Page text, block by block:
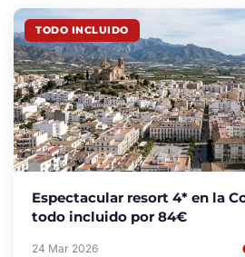
TODO INCLUIDO
Espectacular resort 4* en la
todo incluido por 84€
24 Mar 2026